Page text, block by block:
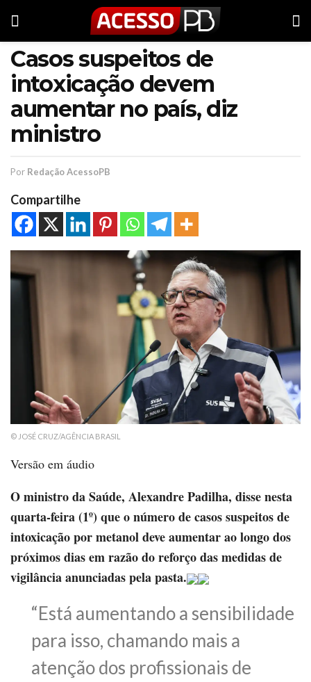
Casos suspeitos de
intoxicação devem
aumentar no país, diz
ministro
Por Redação AcessoPB
Compartilhe
© JOSÉ CRUZ/AGÊNCIA BRASIL
Versão em áudio
O ministro da Saúde, Alexandre Padilha, disse nesta
quarta-feira (1º) que o número de casos suspeitos de
intoxicação por metanol deve aumentar ao longo dos
próximos dias em razão do reforço das medidas de
vigilância anunciadas pela pasta.
“Está aumentando a sensibilidade
para isso, chamando mais a
atenção dos profissionais de